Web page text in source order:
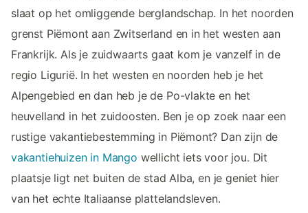
slaat op het omliggende berglandschap. In het noorden
grenst Piëmont aan Zwitserland en in het westen aan
Frankrijk. Als je zuidwaarts gaat kom je vanzelf in de
regio Ligurië. In het westen en noorden heb je het
Alpengebied en dan heb je de Po-vlakte en het
heuvelland in het zuidoosten. Ben je op zoek naar een
rustige vakantiebestemming in Piëmont? Dan zijn de
vakantiehuizen in Mango wellicht iets voor jou. Dit
plaatsje ligt net buiten de stad Alba, en je geniet hier
van het echte Italiaanse plattelandsleven.